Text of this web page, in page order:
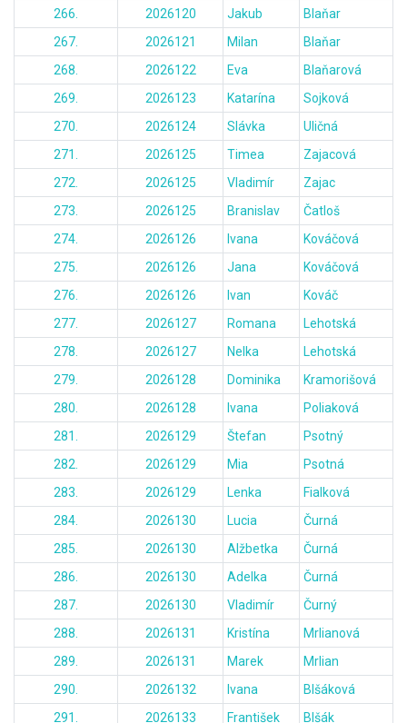
266.
2026120 Jakub
Blaňar
267.
2026121 Milan
Blaňar
268.
2026122 Eva
Blaňarová
269.
2026123 Katarína
Sojková
270.
2026124 Slávka
Uličná
271.
2026125 Timea
Zajacová
272.
2026125 Vladimír
Zajac
273.
2026125 Branislav
Čatloš
274.
2026126 Ivana
Kováčová
275.
2026126 Jana
Kováčová
276.
2026126 Ivan
Kováč
277.
2026127 Romana
Lehotská
278.
2026127 Nelka
Lehotská
279.
2026128 Dominika
Kramorišová
280.
2026128 Ivana
Poliaková
281.
2026129 Štefan
Psotný
282.
2026129 Mia
Psotná
283.
2026129 Lenka
Fialková
284.
2026130 Lucia
Čurná
285.
2026130 Alžbetka
Čurná
286.
2026130 Adelka
Čurná
287.
2026130 Vladimír
Čurný
288.
2026131 Kristína
Mrlianová
289.
2026131 Marek
Mrlian
290.
2026132 Ivana
Blšáková
291.
2026133 František
Blšák